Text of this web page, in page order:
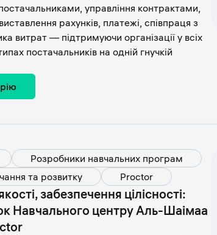
постачальниками, управління контрактами,
рахунків, платежі, співпраця з
витрат — підтримуючи організації у всіх
постачальників на одній гнучкій
Розробники навчальних програм
та розвитку
Proctor
забезпечення цілісності:
Навчального центру Аль-Шаімаа